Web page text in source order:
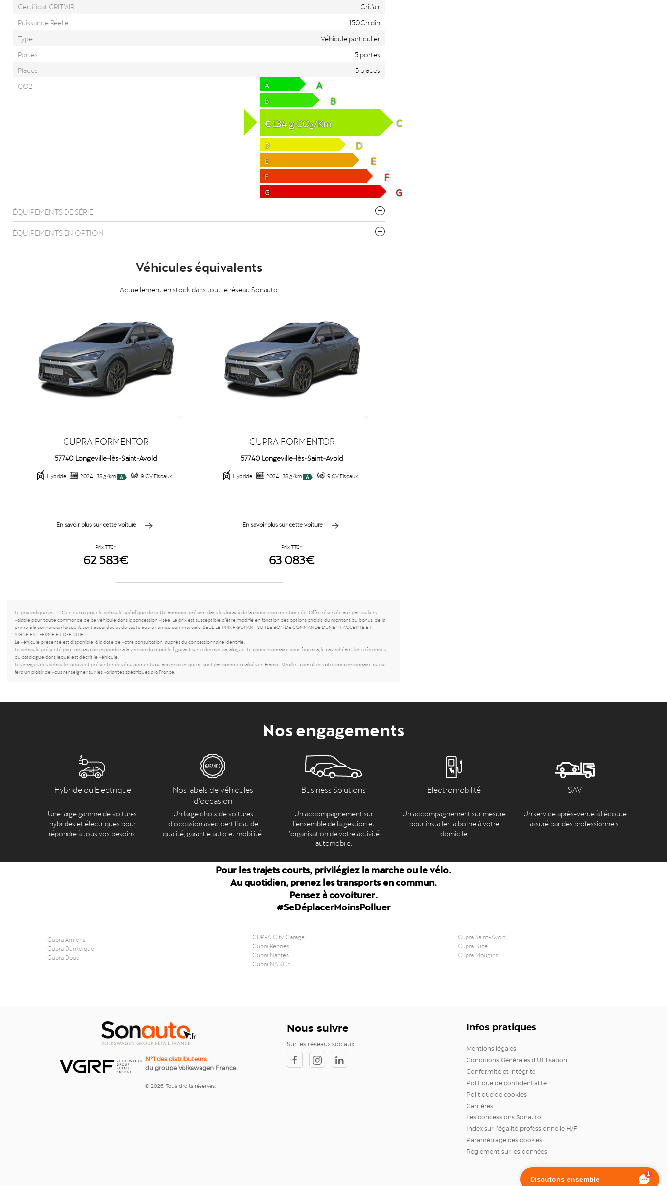
Certificat CRIT’AIR
Crit'air
Puissance Réelle
150Ch din
Type
Véhicule particulier
Portes
5 portes
Places
5 places
CO2
A A
B B
C134gCO2/Km C
D D
E E
F F
G G
ÉQUIPEMENTS DE SÉRIE
ÉQUIPEMENTS EN OPTION
Véhicules équivalents
Actuellement en stock dans tout le réseau Sonauto
CUPRA FORMENTOR
57740 Longeville-lès-Saint-Avold
Hybride 2024 38 g/km 9 CV Fiscaux
En savoir plus sur cette voiture
Prix TTC*
62 583€
CUPRA FORMENTOR
57740 Longeville-lès-Saint-Avold
Hybride 2024 38 g/km 9 CV Fiscaux
En savoir plus sur cette voiture
Prix TTC*
63 083€
Le prix indiqué est TTC en euros pour le véhicule spécifique de cette annonce présent dans les locaux de la concession mentionnée. Offre réservée aux particuliers
valable pour toute commande de ce véhicule dans la concession visée. Le prix est susceptible d’être modifié en fonction des options choisis, du montant du bonus, de la
prime à la conversion lorsqu’ils sont accordés et de toute autre remise commerciale. SEUL LE PRIX FIGURANT SUR LE BON DE COMMANDE DUMENT ACCEPTE ET
SIGNE EST FERME ET DEFINITIF.
Le véhicule présenté est disponible, à la date de votre consultation, auprès du concessionnaire identifié.
Le véhicule présenté peut ne pas correspondre à la version du modèle figurant sur le dernier catalogue. Le concessionnaire vous fournira, le cas échéant, les références
du catalogue dans lequel est décrit le véhicule.
Les images des véhicules peuvent présenter des équipements ou accessoires qui ne sont pas commercialisés en France. Veuillez consulter votre concessionnaire qui se
fera un plaisir de vous renseigner sur les variantes spécifiques à la France.
Nos engagements
Hybride ou Electrique
Une large gamme de voitures
hybrides et électriques pour
répondre à tous vos besoins.
Nos labels de véhicules
d'occasion
Un large choix de voitures
d’occasion avec certificat de
qualité, garantie auto et mobilité.
Business Solutions
Un accompagnement sur
l’ensemble de la gestion et
l’organisation de votre activité
automobile.
Electromobilité
Un accompagnement sur mesure
pour installer la borne à votre
domicile.
SAV
Un service après-vente à l’écoute
assuré par des professionnels.
Pour les trajets courts, privilégiez la marche ou le vélo.
Au quotidien, prenez les transports en commun.
Pensez à covoiturer.
#SeDéplacerMoinsPolluer
Cupra Amiens
Cupra Dunkerque
Cupra Douai
CUPRA City Garage
Cupra Rennes
Cupra Nantes
Cupra NANCY
Cupra Saint-Avold
Cupra Nice
Cupra Mougins
N°1 des distributeurs
du groupe Volkswagen France
© 2026. Tous droits réservés.
Nous suivre
Sur les réseaux sociaux
Infos pratiques
Mentions légales
Conditions Générales d’Utilisation
Conformité et intégrité
Politique de confidentialité
Politique de cookies
Carrières
Les concessions Sonauto
Index sur l’égalité professionnelle H/F
Paramétrage des cookies
Règlement sur les données
Discutons ensemble
1